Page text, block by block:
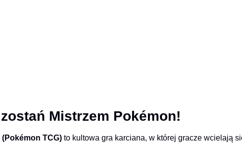
Mistrzem Pokémon!
TCG) to kultowa gra karciana, w której gracze wcielają